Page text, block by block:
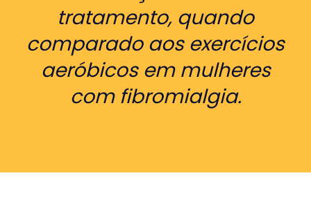
tratamento, quando
comparado aos exercícios
aeróbicos em mulheres
com fibromialgia.